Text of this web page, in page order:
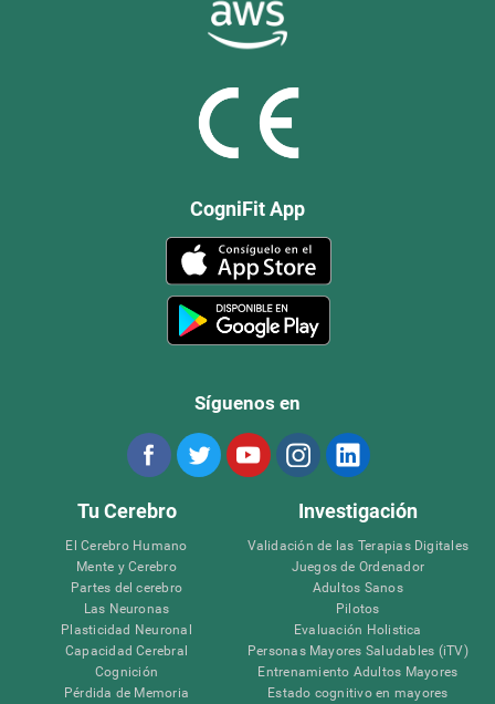
CogniFit App
Síguenos en
Tu Cerebro
El Cerebro Humano
Mente y Cerebro
Partes del cerebro
Las Neuronas
Plasticidad Neuronal
Capacidad Cerebral
Cognición
Pérdida de Memoria
Investigación
Validación de las Terapias Digitales
Juegos de Ordenador
Adultos Sanos
Pilotos
Evaluación Holistica
Personas Mayores Saludables (iTV)
Entrenamiento Adultos Mayores
Estado cognitivo en mayores